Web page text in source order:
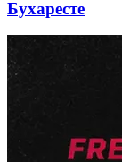
Бухаресте